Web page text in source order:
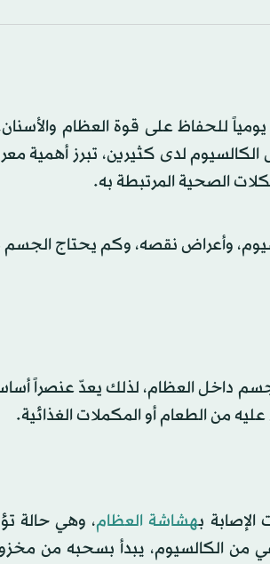
للحفاظ على قوة العظام
لدى كثيرين، تبرز أهمية
الصحية المرتبطة به.
وأعراض نقصه، وكم يحتاج الجسم
في الجسم داخل العظام، لذلك يعدّ
من الطعام أو المكملات الغذائية.
بهشاشة العظام، وهي حالة
الكالسيوم، يبدأ بسحبه من